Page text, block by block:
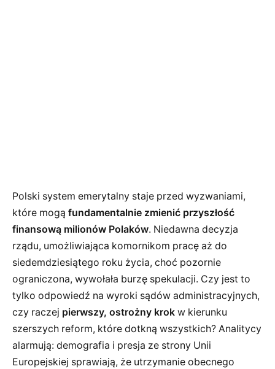
Polski system emerytalny staje przed wyzwaniami,
które mogą fundamentalnie zmienić przyszłość
finansową milionów Polaków. Niedawna decyzja
rządu, umożliwiająca komornikom pracę aż do
siedemdziesiątego roku życia, choć pozornie
ograniczona, wywołała burzę spekulacji. Czy jest to
tylko odpowiedź na wyroki sądów administracyjnych,
czy raczej pierwszy, ostrożny krok w kierunku
szerszych reform, które dotkną wszystkich? Analitycy
alarmują: demografia i presja ze strony Unii
Europejskiej sprawiają, że utrzymanie obecnego